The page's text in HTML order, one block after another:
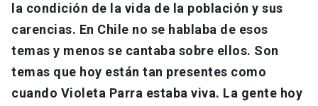
la condición de la vida de la población y sus
carencias. En Chile no se hablaba de esos
temas y menos se cantaba sobre ellos. Son
temas que hoy están tan presentes como
cuando Violeta Parra estaba viva. La gente hoy